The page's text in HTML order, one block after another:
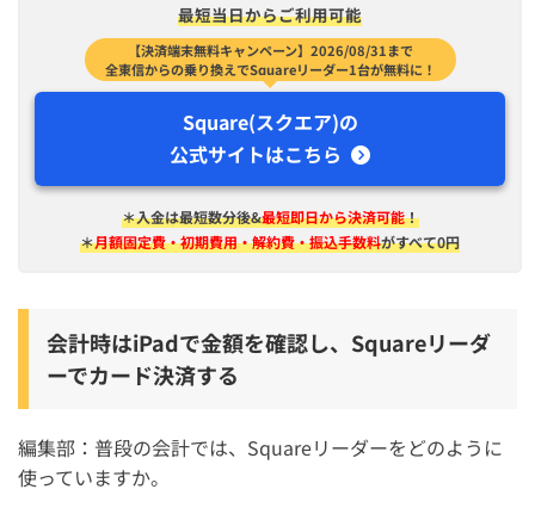
最短​当日から​ご利用可能
【決済端末無料キャンペーン】2026/08/31まで
全東信からの乗り換えでSquareリーダー1台が無料に！
Square(スクエア)の
公式サイトはこちら
＊入金は​最短​数分後&最短即日から決済可能！
＊月額固定費・初期費用・解約費・振込手数料がすべて0円
会計時はiPadで金額を確認し、Squareリーダ
ーでカード決済する
編集部：普段の会計では、Squareリーダーをどのように
使っていますか。